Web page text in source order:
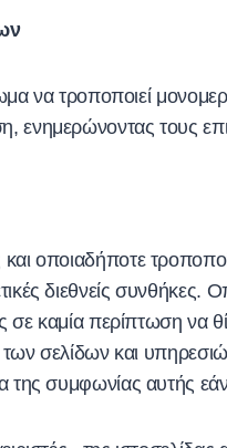
να τροποποιεί
ενημερώνοντας τους
οποιαδήποτε
διεθνείς
σε καμία περίπτωση
των σελίδων και
της συμφωνίας αυτής